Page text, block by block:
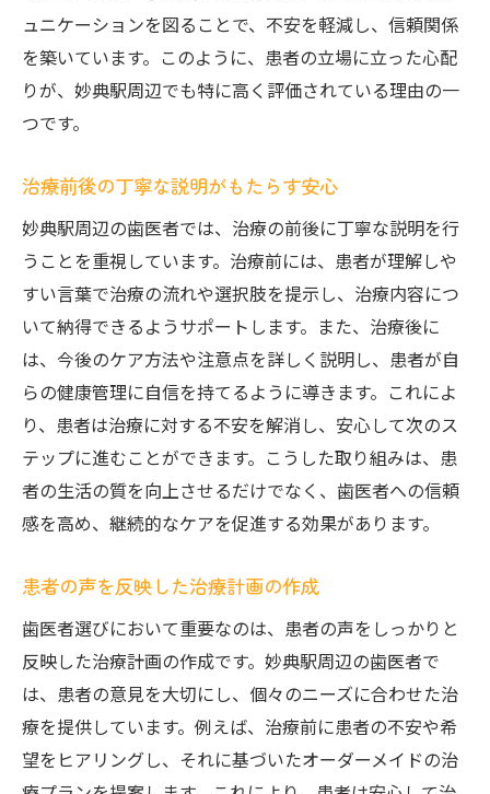
ュニケーションを図ることで、不安を軽減し、信頼関係
を築いています。このように、患者の立場に立った心配
りが、妙典駅周辺でも特に高く評価されている理由の一
つです。
治療前後の丁寧な説明がもたらす安心
妙典駅周辺の歯医者では、治療の前後に丁寧な説明を行
うことを重視しています。治療前には、患者が理解しや
すい言葉で治療の流れや選択肢を提示し、治療内容につ
いて納得できるようサポートします。また、治療後に
は、今後のケア方法や注意点を詳しく説明し、患者が自
らの健康管理に自信を持てるように導きます。これによ
り、患者は治療に対する不安を解消し、安心して次のス
テップに進むことができます。こうした取り組みは、患
者の生活の質を向上させるだけでなく、歯医者への信頼
感を高め、継続的なケアを促進する効果があります。
患者の声を反映した治療計画の作成
歯医者選びにおいて重要なのは、患者の声をしっかりと
反映した治療計画の作成です。妙典駅周辺の歯医者で
は、患者の意見を大切にし、個々のニーズに合わせた治
療を提供しています。例えば、治療前に患者の不安や希
望をヒアリングし、それに基づいたオーダーメイドの治